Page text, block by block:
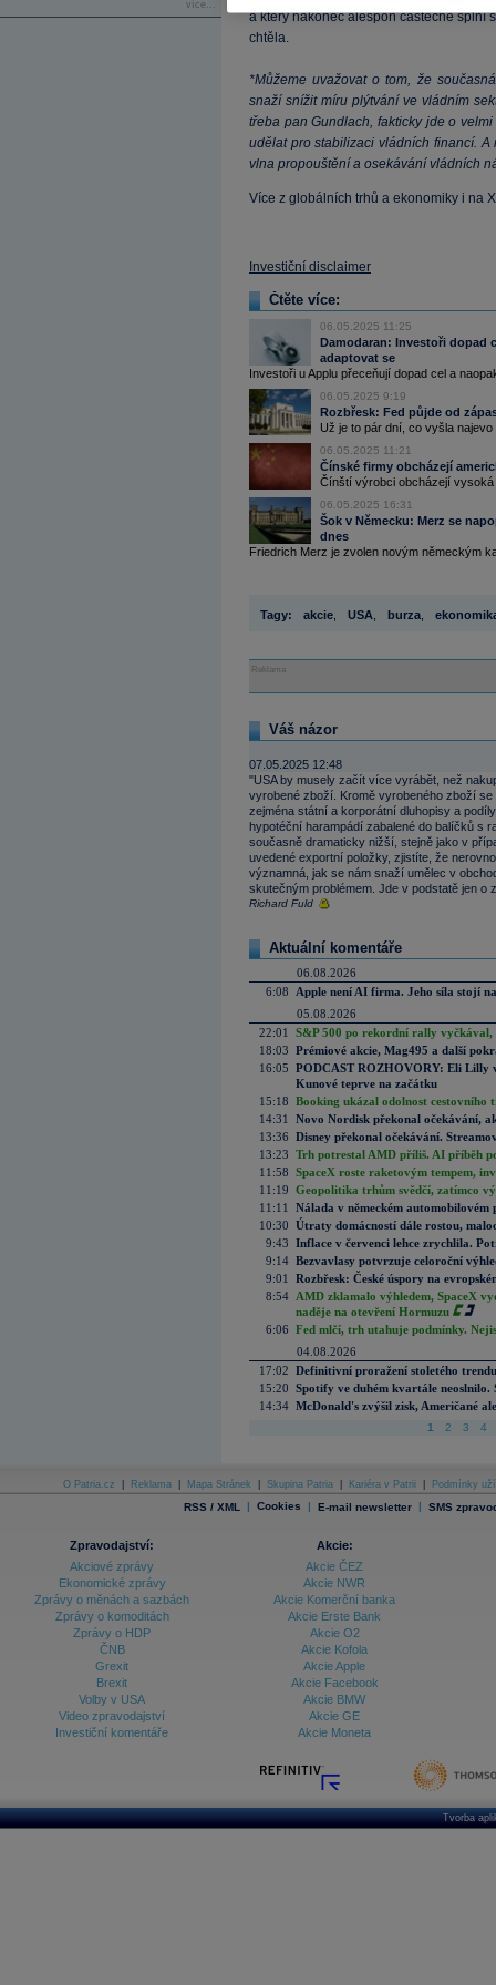
více...
a který nakonec alespoň částečně splní
chtěla.
*Můžeme uvažovat o tom, že
snaží snížit míru plýtvání ve vládním
třeba pan Gundlach, fakticky jde o
udělat pro stabilizaci vládních financí.
vlna propouštění a osekávání vládních
Více z globálních trhů a ekonomiky i na
Investiční disclaimer
Čtěte více:
06.05.2025 11:25
Damodaran: Investoři dopad
adaptovat se
Investoři u Applu přeceňují dopad cel a
06.05.2025 9:19
Rozbřesk: Fed půjde od
Už je to pár dní, co vyšla
06.05.2025 11:21
Čínské firmy obcházejí
Čínští výrobci obcházejí vysoká
06.05.2025 16:31
Šok v Německu: Merz se
dnes
Friedrich Merz je zvolen novým německým
Tagy: akcie USA burza
Reklama
Váš názor
07.05.2025 12:48
"USA by musely začít více vyrábět, než
vyrobené zboží. Kromě vyrobeného zboží
zejména státní a korporátní dluhopisy a
hypotéční harampádí zabalené do balíčků s
současně dramaticky nižší, stejně jako v
uvedené exportní položky, zjistíte, že
významná, jak se nám snaží umělec v
skutečným problémem. Jde v podstatě jen
Richard Fuld
Aktuální komentáře
06.08.2026
6:08
Apple není AI firma. Jeho síla stojí
05.08.2026
22:01
S&P 500 po rekordní rally vyčkával,
18:03 Prémiové akcie, Mag495 a další
16:05 PODCAST ROZHOVORY: Eli Lilly
Kunové teprve na začátku
15:18 Booking ukázal odolnost cestovního
14:31
Novo Nordisk překonal očekávání,
13:36 Disney překonal očekávání.
13:23 Trh potrestal AMD příliš. AI příběh
11:58 SpaceX roste raketovým tempem,
11:19 Geopolitika trhům svědčí, zatímco
11:11
Nálada v německém automobilovém
10:30 Útraty domácností dále rostou,
9:43 Inflace v červenci lehce zrychlila.
9:14 Bezvavlasy potvrzuje celoroční
9:01
Rozbřesk: České úspory na
8:54 AMD zklamalo výhledem, SpaceX
naděje na otevření Hormuzu
6:06 Fed mlčí, trh utahuje podmínky.
04.08.2026
17:02 Definitivní proražení stoletého
15:20 Spotify ve duhém kvartále neoslnilo.
14:34 McDonald's zvýšil zisk, Američané
1 2 3 4
O Patria.cz Reklama Mapa Stránek Skupina Patria Kariéra v Patrii Podmínky
RSS / XML | Cookies | E-mail newsletter | SMS
Zpravodajství:
Akciové zprávy
Ekonomické zprávy
Zprávy o měnách a sazbách
Zprávy o komoditách
Zprávy o HDP
ČNB
Grexit
Brexit
Volby v USA
Video zpravodajství
Investiční komentáře
Akcie:
Akcie ČEZ
Akcie NWR
Akcie Komerční banka
Akcie Erste Bank
Akcie O2
Akcie Kofola
Akcie Apple
Akcie Facebook
Akcie BMW
Akcie GE
Akcie Moneta
Tvorba